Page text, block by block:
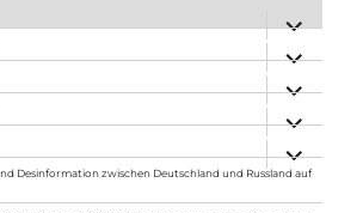
anzeigen
anzeigen
anzeigen
anzeigen
anzeigen
Desinformation zwischen Deutschland und Russland auf